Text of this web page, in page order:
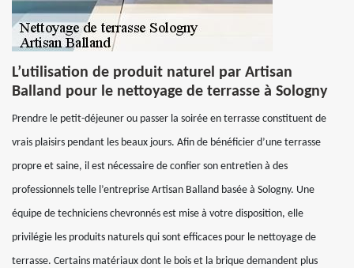
L’utilisation de produit naturel par Artisan
Balland pour le nettoyage de terrasse à Sologny
Prendre le petit-déjeuner ou passer la soirée en terrasse constituent de
vrais plaisirs pendant les beaux jours. Afin de bénéficier d’une terrasse
propre et saine, il est nécessaire de confier son entretien à des
professionnels telle l’entreprise Artisan Balland basée à Sologny. Une
équipe de techniciens chevronnés est mise à votre disposition, elle
privilégie les produits naturels qui sont efficaces pour le nettoyage de
terrasse. Certains matériaux dont le bois et la brique demandent plus